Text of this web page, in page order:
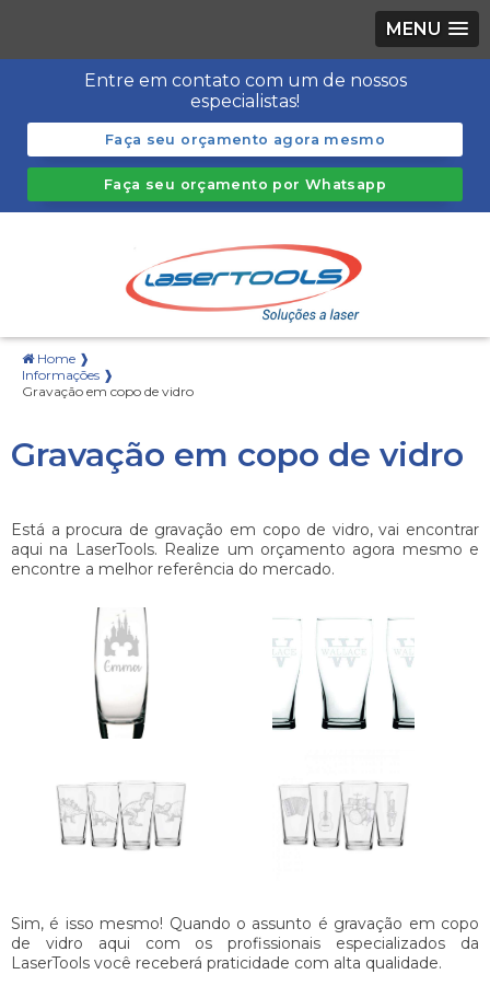
MENU
Entre em contato com um de nossos
especialistas!
Faça seu orçamento agora mesmo
Faça seu orçamento por Whatsapp
Home ❱
Informações ❱
Gravação em copo de vidro
Gravação em copo de vidro
Está a procura de gravação em copo de vidro, vai encontrar
aqui na LaserTools. Realize um orçamento agora mesmo e
encontre a melhor referência do mercado.
Sim, é isso mesmo! Quando o assunto é gravação em copo
de vidro aqui com os profissionais especializados da
LaserTools você receberá praticidade com alta qualidade.